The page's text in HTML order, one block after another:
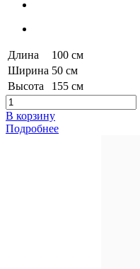
Длина
100 см
Ширина 50 см
Высота
155 см
В корзину
Подробнее